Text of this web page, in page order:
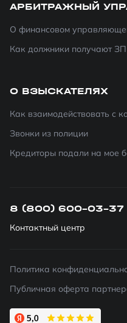
АРБИТРАЖНЫЙ
О финансовом
Как должники получают ЗП
О ВЗЫСКАТЕЛЯХ
Как взаимодействовать с
Звонки из полиции
Кредиторы подали на мое
8 (800) 600-03-37
Контактный центр
Политика
Публичная оферта